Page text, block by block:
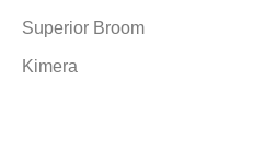
Superior Broom
Kimera